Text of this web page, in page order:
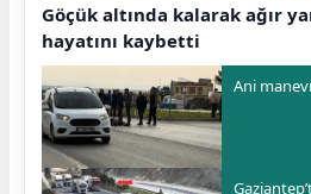
Göçük altında kalarak ağır
hayatını kaybetti
Ani